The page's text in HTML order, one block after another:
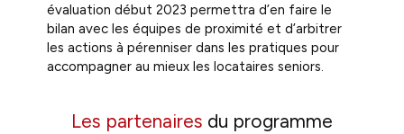
évaluation début 2023 permettra d’en faire le
bilan avec les équipes de proximité et d’arbitrer
les actions à pérenniser dans les pratiques pour
accompagner au mieux les locataires seniors.
Les partenaires du programme